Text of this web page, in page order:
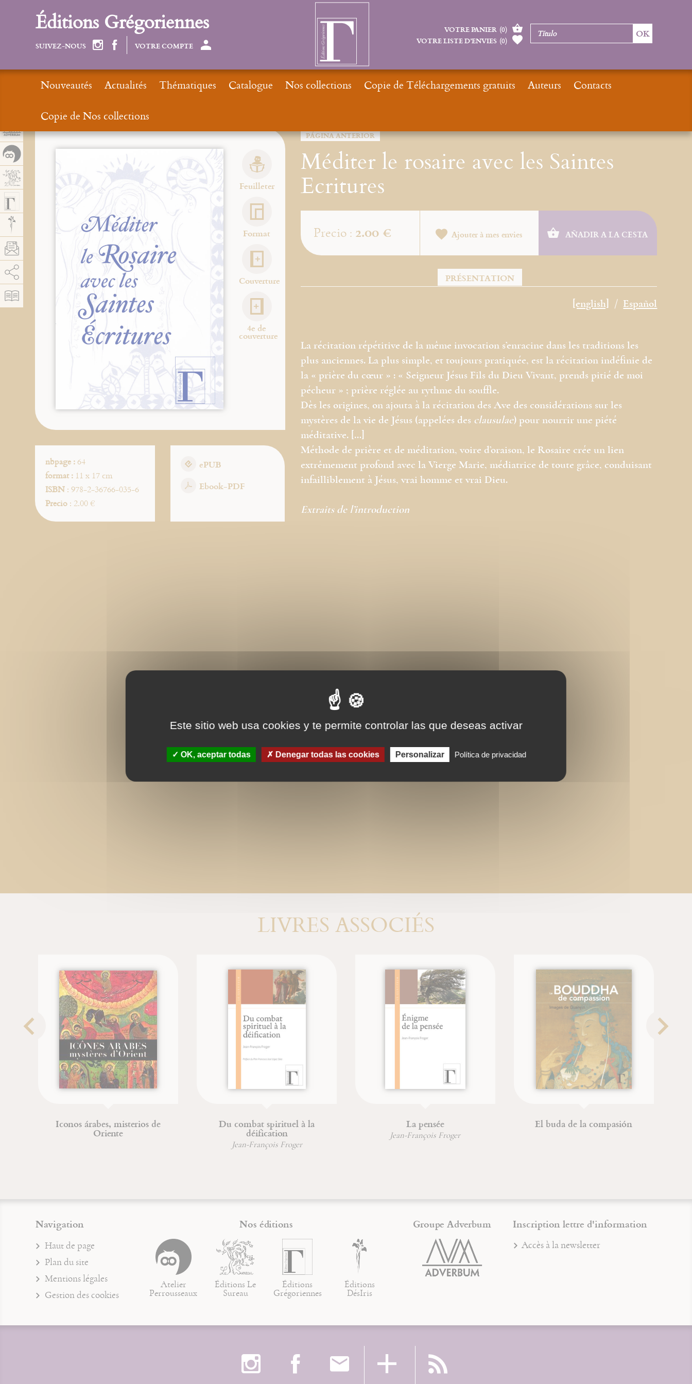
PÁGINA ANTERIOR
Méditer le rosaire avec les Saintes
Ecritures
Feuilleter
Format
Couverture
4e de
couverture
nbpage :64
format :11 x 17 cm
ISBN: 978-2-36766-035-6
Precio: 2.00 €
ePUB
Ebook-PDF
Precio : 2.00 € Ajouter à mes envies AÑADIR A LA CESTA
PRÉSENTATION
[english] Español
La récitation répétitive de la même ­invocation s’enracine dans les traditions les
plus anciennes. La plus simple, et toujours pratiquée, est la récitation indéfinie de
la « prière du cœur » : « Seigneur Jésus Fils du Dieu Vivant, prends pitié de moi
pécheur » ; prière réglée au rythme du souffle.
Dès les origines, on ajouta à la récitation des Ave des considérations sur les
mystères de la vie de Jésus (appelées des clausulae) pour nourrir une piété
méditative. […]
Méthode de prière et de méditation, voire d’oraison, le Rosaire crée un lien
extrêmement profond avec la Vierge Marie, médiatrice de toute grâce, conduisant
infailliblement à Jésus, vrai homme et vrai Dieu.
Extraits de l’introduction
LIVRES ASSOCIÉS
Iconos árabes, misterios de Du combat spirituel à la
Jean-François Froger
Jean-François Froger
El buda de la compasión
Navigation
Haut de page
Plan du site
Mentions légales
Gestion des cookies
Nos éditions
Atelier
Perrousseaux
Éditions Le
Sureau
Éditions
Grégoriennes
Éditions
DésIris
Groupe Adverbum Inscription lettre d'information
Accès à la newsletter
Éditions Grégoriennes
SUIVEZ-NOUS VOTRE COMPTE
VOTRE PANIER (0)
VOTRE LISTE D’ENVIES (0)
Nouveautés Actualités Thématiques Catalogue Nos collections Copie de Téléchargements gratuits Auteurs
Contacts
Copie de Nos collections
Panel de gestión de cookies
Este sitio web usa cookies y te permite controlar las que deseas activar
OK, aceptar todas Denegar todas las cookies Personalizar Política de privacidad